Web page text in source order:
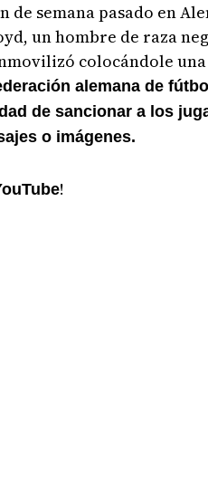
semana pasado en
un hombre de raza
colocándole
alemana de
de sancionar a los
o imágenes.
!